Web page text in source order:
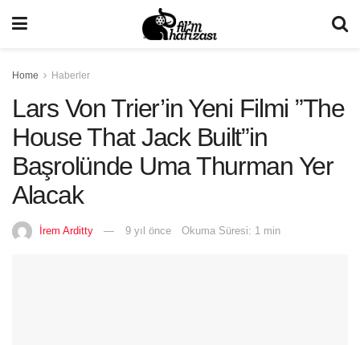
Home Haberler
Lars Von Trier’in Yeni Filmi ”The
House That Jack Built”in
Başrolünde Uma Thurman Yer
Alacak
İrem Arditty 9 yıl önce Okuma Süresi: 1 min